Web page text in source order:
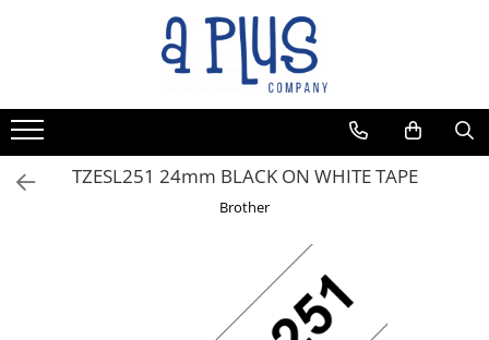
TZESL251 24mm BLACK ON WHITE TAPE
Brother